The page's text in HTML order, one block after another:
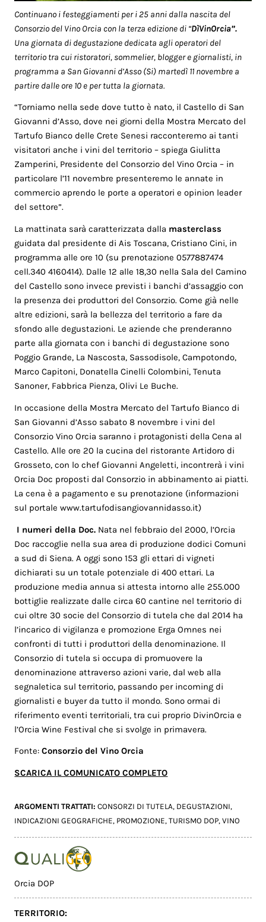
Continuano i festeggiamenti per i 25 anni dalla nascita del
Consorzio del Vino Orcia con la terza edizione di “DìVinOrcia”.
Una giornata di degustazione dedicata agli operatori del
territorio tra cui ristoratori, sommelier, blogger e giornalisti, in
programma a San Giovanni d’Asso (Si) martedì 11 novembre a
partire dalle ore 10 e per tutta la giornata.
“Torniamo nella sede dove tutto è nato, il Castello di San
Giovanni d’Asso, dove nei giorni della Mostra Mercato del
Tartufo Bianco delle Crete Senesi racconteremo ai tanti
visitatori anche i vini del territorio – spiega Giulitta
Zamperini, Presidente del Consorzio del Vino Orcia – in
particolare l’11 novembre presenteremo le annate in
commercio aprendo le porte a operatori e opinion leader
del settore”.
La mattinata sarà caratterizzata dalla masterclass
guidata dal presidente di Ais Toscana, Cristiano Cini, in
programma alle ore 10 (su prenotazione 0577887474
cell.340 4160414). Dalle 12 alle 18,30 nella Sala del Camino
del Castello sono invece previsti i banchi d’assaggio con
la presenza dei produttori del Consorzio. Come già nelle
altre edizioni, sarà la bellezza del territorio a fare da
sfondo alle degustazioni. Le aziende che prenderanno
parte alla giornata con i banchi di degustazione sono
Poggio Grande, La Nascosta, Sassodisole, Campotondo,
Marco Capitoni, Donatella Cinelli Colombini, Tenuta
Sanoner, Fabbrica Pienza, Olivi Le Buche.
In occasione della Mostra Mercato del Tartufo Bianco di
San Giovanni d’Asso sabato 8 novembre i vini del
Consorzio Vino Orcia saranno i protagonisti della Cena al
Castello. Alle ore 20 la cucina del ristorante Artidoro di
Grosseto, con lo chef Giovanni Angeletti, incontrerà i vini
Orcia Doc proposti dal Consorzio in abbinamento ai piatti.
La cena è a pagamento e su prenotazione (informazioni
sul portale www.tartufodisangiovannidasso.it)
I numeri della Doc. Nata nel febbraio del 2000, l’Orcia
Doc raccoglie nella sua area di produzione dodici Comuni
a sud di Siena. A oggi sono 153 gli ettari di vigneti
dichiarati su un totale potenziale di 400 ettari. La
produzione media annua si attesta intorno alle 255.000
bottiglie realizzate dalle circa 60 cantine nel territorio di
cui oltre 30 socie del Consorzio di tutela che dal 2014 ha
l’incarico di vigilanza e promozione Erga Omnes nei
confronti di tutti i produttori della denominazione. Il
Consorzio di tutela si occupa di promuovere la
denominazione attraverso azioni varie, dal web alla
segnaletica sul territorio, passando per incoming di
giornalisti e buyer da tutto il mondo. Sono ormai di
riferimento eventi territoriali, tra cui proprio DivinOrcia e
l’Orcia Wine Festival che si svolge in primavera.
Fonte:Consorzio del Vino Orcia
SCARICA IL COMUNICATO COMPLETO
ARGOMENTI TRATTATI:CONSORZI DI TUTELA, DEGUSTAZIONI,
INDICAZIONI GEOGRAFICHE, PROMOZIONE,TURISMO DOP,VINO
Orcia DOP
TERRITORIO: